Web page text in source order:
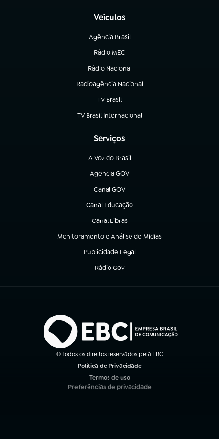
Veículos
Agência Brasil
(abre em nova aba)
Rádio MEC
(abre em nova aba)
Rádio Nacional
Radioagência Nacional
(abre em nova aba)
TV Brasil
(abre em nova aba)
TV Brasil Internacional
(abre em nova aba)
Serviços
A Voz do Brasil
(abre em nova aba)
Agência GOV
(abre em nova aba)
Canal GOV
(abre em nova aba)
Canal Educação
(abre em nova aba)
Canal Libras
(abre em nova aba)
Monitoramento e Análise de Mídias
(abre em nova aba)
Publicidade Legal
(abre em nova aba)
Rádio Gov
(abre em nova aba)
© Todos os direitos reservados pela EBC
Política de Privacidade
Termos de uso
(abre em nova aba)
Preferências de privacidade